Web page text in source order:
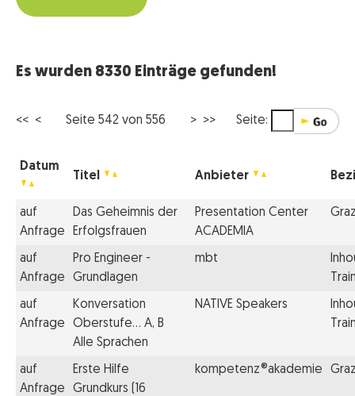
Es wurden 8330 Einträge gefunden!
<< < Seite 542 von 556 > >> Seite:
Datum
Titel Anbieter
auf
Anfrage
Das Geheimnis der
Erfolgsfrauen
Presentation Center
ACADEMIA
auf
Anfrage
Pro Engineer -
Grundlagen
mbt
auf
Anfrage
Konversation
Oberstufe... A, B
Alle Sprachen
NATIVE Speakers
auf
Anfrage
Erste Hilfe
Grundkurs (16
kompetenz®akademie